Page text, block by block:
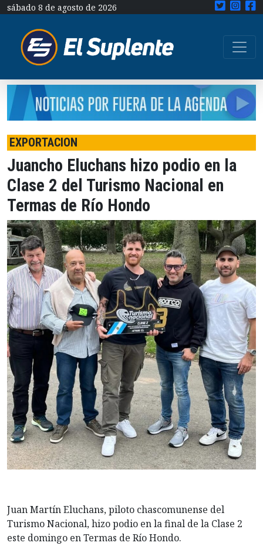
sábado 8 de agosto de 2026
EXPORTACION
Juancho Eluchans hizo podio en la
Clase 2 del Turismo Nacional en
Termas de Río Hondo
Juan Martín Eluchans, piloto chascomunense del
Turismo Nacional, hizo podio en la final de la Clase 2
este domingo en Termas de Río Hondo.